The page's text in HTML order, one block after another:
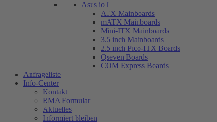
Asus ioT
ATX Mainboards
mATX Mainboards
Mini-ITX Mainboards
3.5 inch Mainboards
2.5 inch Pico-ITX Boards
Qseven Boards
COM Express Boards
Anfrageliste
Info-Center
Kontakt
RMA Formular
Aktuelles
Informiert bleiben